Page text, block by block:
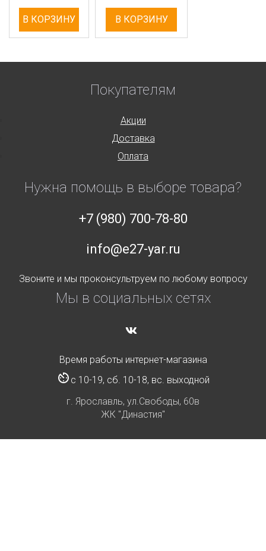
В КОРЗИНУ В КОРЗИНУ
Покупателям
Акции
Доставка
Оплата
Нужна помощь в выборе товара?
+7 (980) 700-78-80
info@e27-yar.ru
Звоните и мы проконсультруем по любому вопросу
Мы в социальных сетях
Время работы интернет-магазина
с 10-19, сб. 10-18, вс. выходной
г. Ярославль, ул.Свободы, 60в
ЖК "Династия"